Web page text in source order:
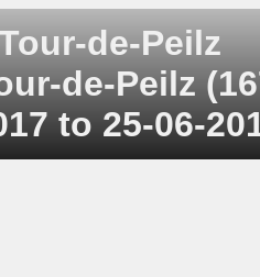
de-Peilz
de-Peilz
to 25-06-